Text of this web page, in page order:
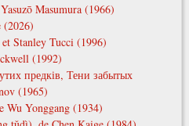
Masumura (1966)
Stanley Tucci (1996)
(1992)
предків, Тени забытых
(1965)
Yonggang (1934)